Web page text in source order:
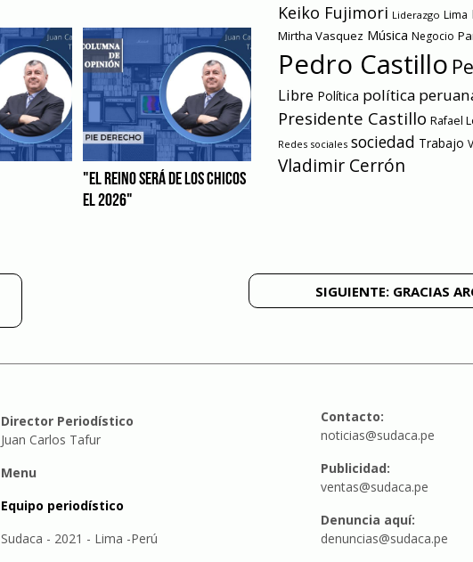
"EL REINO SERÁ DE LOS CHICOS
EL 2026"
Keiko Fujimori Liderazgo Lima
Mirtha Vasquez Música Negocio
Pedro Castillo
Libre Política política
Presidente Castillo Rafael
Redes sociales sociedad Trabajo
Vladimir Cerrón
SIGUIENTE: GRACIAS
Director Periodístico
Juan Carlos Tafur
Menu
Equipo periodístico
Sudaca - 2021 - Lima -Perú
Contacto:
noticias@sudaca.pe
Publicidad:
ventas@sudaca.pe
Denuncia aquí:
denuncias@sudaca.pe